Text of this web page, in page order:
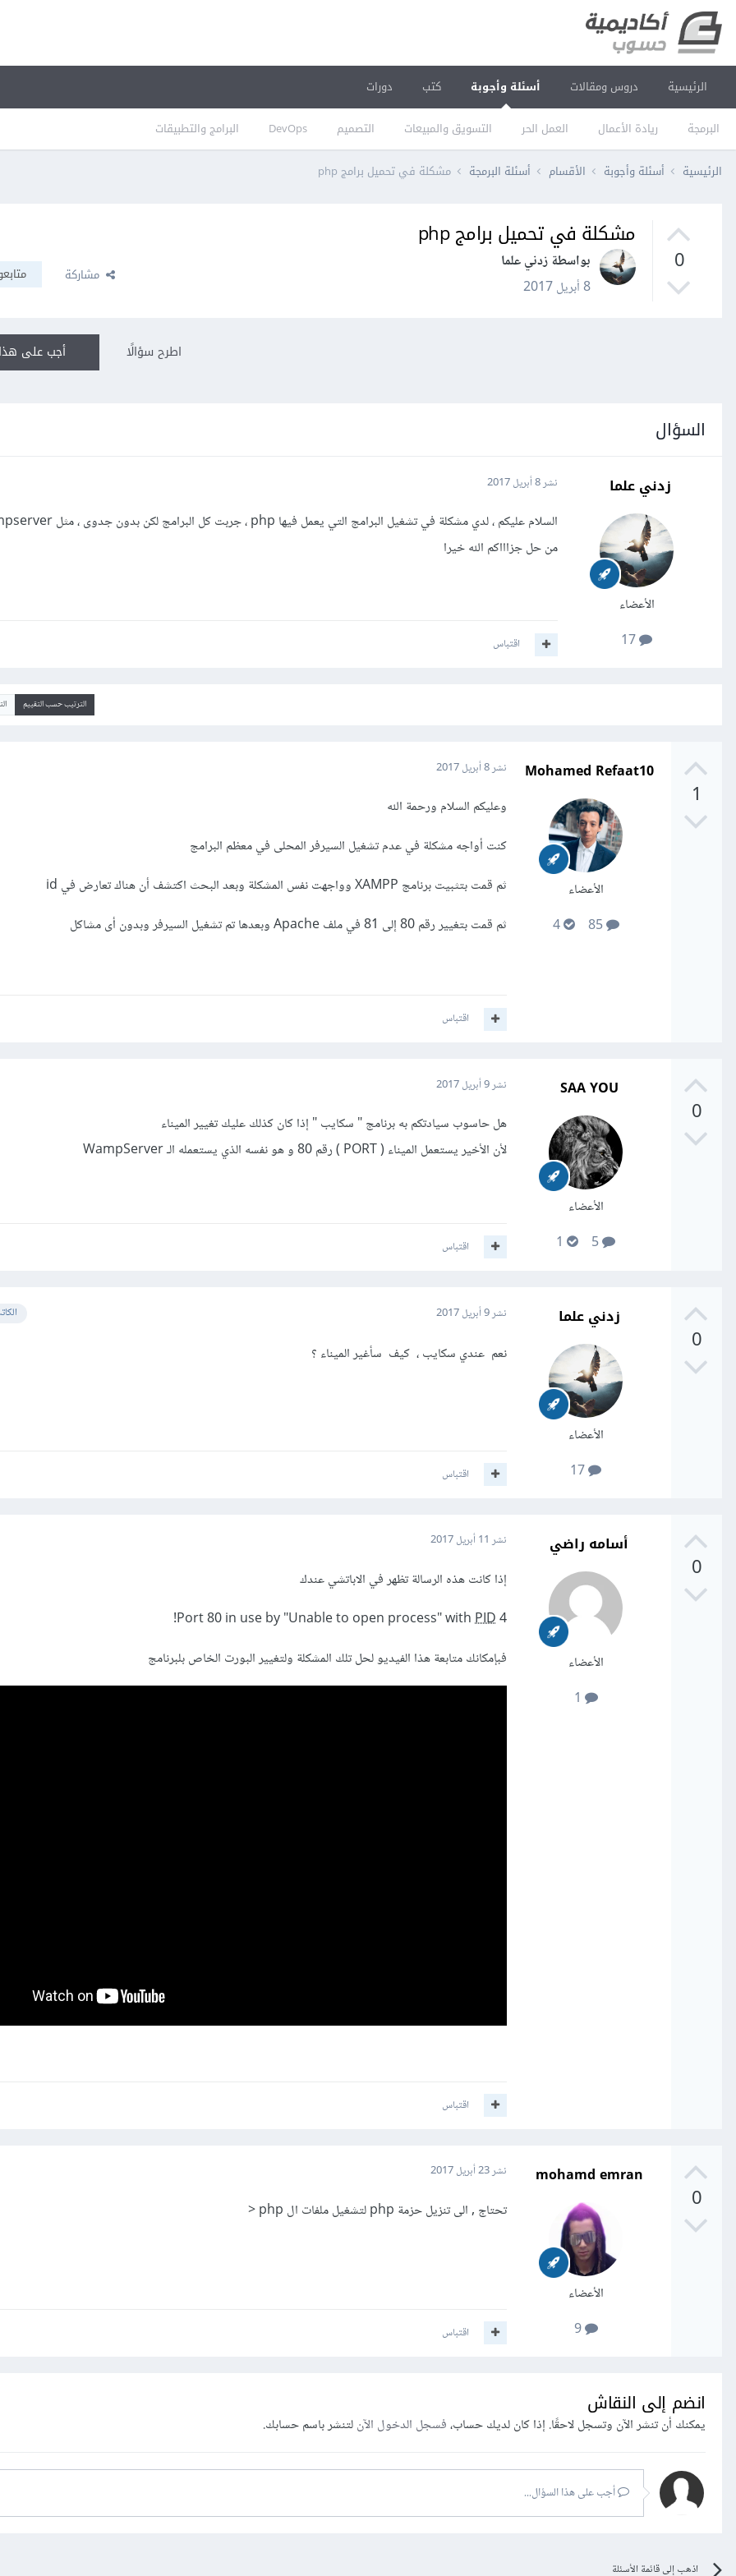
الرئيسية دروس ومقالات أسئلة وأجوبة
البرمجة ريادة الأعمال العمل الحر التسويق والمبيعات التصميم DevOps البرامج والتطبيقات
كتب دورات
الرئيسية أسئلة وأجوبة الأقسام أسئلة البرمجة مشكلة في تحميل برامج php
0
مشكلة في تحميل برامج php
بواسطة زدني علما
8 أبريل 2017
مشاركة
أجب على اطرح سؤالًا
السؤال
زدني علما
الأعضاء
نشر8 أبريل 2017
من حل جزاااكم الله خيرا
اقتباس
الترتيب حسب التقييم
1
Mohamed Refaat10
الأعضاء
85
4
نشر8 أبريل 2017
وعليكم السلام ورحمة الله
كنت أواجه مشكلة في عدم تشغيل السيرفر المحلى في معظم البرامج
ثم قمت بتثبيت برنامج XAMPP وواجهت نفس المشكلة وبعد البحث اكتشف أن هناك تعارض في id
ثم قمت بتغيير رقم 80 إلى 81 في ملف Apache وبعدها تم تشغيل السيرفر وبدون أى مشاكل
اقتباس
0
SAA YOU
الأعضاء
نشر9 أبريل 2017
هل حاسوب سيادتكم به برنامج " سكايب " إذا كان كذلك عليك تغيير الميناء
لأن الأخير يستعمل الميناء ( PORT ) رقم 80 و هو نفسه الذي يستعمله الـ WampServer
اقتباس
0
زدني علما
الأعضاء
نشر9 أبريل 2017
نعم عندي سكايب ، كيف سأغير الميناء ؟
اقتباس
0
أسامه راضي
الأعضاء
نشر 11 أبريل 2017
إذا كانت هذه الرسالة تظهر في الاباتشي عندك
Port 80 in use by "Unable to open process" withPID4!
فبإمكانك متابعة هذا الفيديو لحل تلك المشكلة ولتغيير البورت الخاص بلبرنامج
اقتباس
0
mohamd emran
الأعضاء
9
نشر23 أبريل 2017
تحتاج , الى تنزيل حزمة php لتشغيل ملفات ال php <
اقتباس
انضم إلى النقاش
يمكنك أن تنشر الآن وتسجل لاحقًا. إذا كان لديك حساب،فسجل الدخول الآنلتنشر باسم حسابك.
أجب على هذا السؤال...
اذهب إلى قائمة الأسئلة